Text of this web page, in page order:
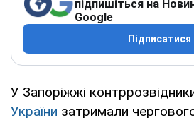
підпишіться на
Google
Підписатися
У Запоріжжі
України затримали